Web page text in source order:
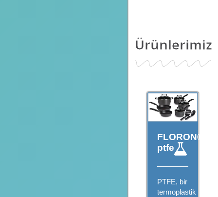
Ürünlerimiz
FLORON®
ptfe
PTFE, bir
termoplastik